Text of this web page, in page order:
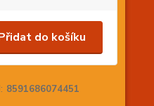
do košíku
8591686074451